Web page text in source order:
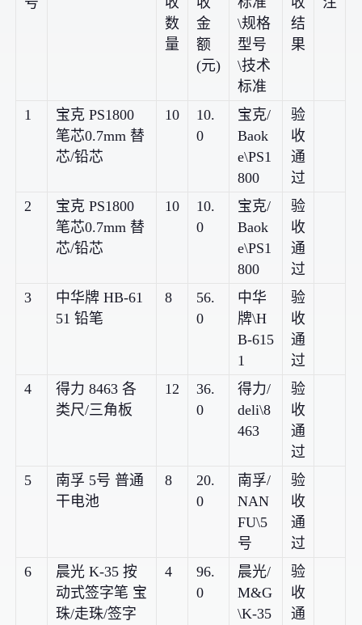
数
量
金
额
(元)
\规格
型号
\技术
标准
结
果
1
宝克 PS1800
笔芯0.7mm 替
芯/铅芯
10
10.
0
宝克/
Baok
e\PS1
800
验
收
通
过
2
宝克 PS1800
笔芯0.7mm 替
芯/铅芯
10
10.
0
宝克/
Baok
e\PS1
800
验
收
通
过
3
中华牌 HB-61
51 铅笔
8
56.
0
中华
牌\H
B-615
1
验
收
通
过
4
得力 8463 各
类尺/三角板
12
36.
0
得力/
deli\8
463
验
收
通
过
5
南孚 5号 普通
干电池
8
20.
0
南孚/
NAN
FU\5
号
验
收
通
过
6
晨光 K-35 按
动式签字笔 宝
珠/走珠/签字
4
96.
0
晨光/
M&G
\K-35
验
收
通